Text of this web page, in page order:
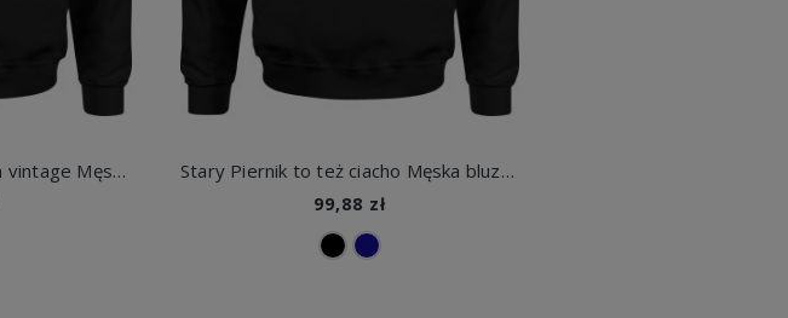
Nie jestem stary jestem vintage Męska bluza z kapturem Stary Piernik to też ciacho Męska bluza z kapturem
99,88 zł